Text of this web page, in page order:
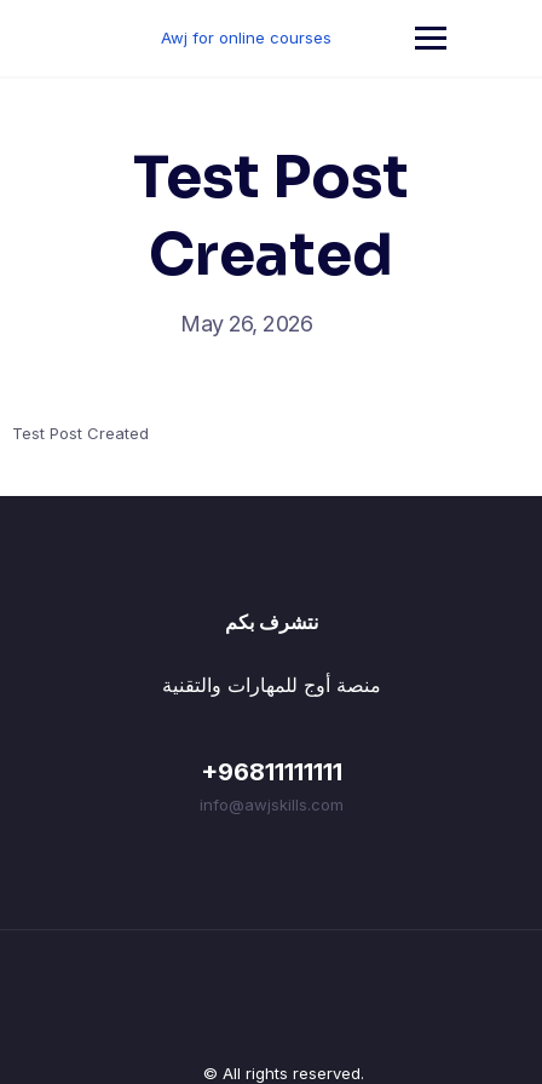
Awj for online courses
Test Post
Created
May 26, 2026
Test Post Created
نتشرف بكم
منصة أوج للمهارات والتقنية
+96811111111
info@awjskills.com
© All rights reserved.